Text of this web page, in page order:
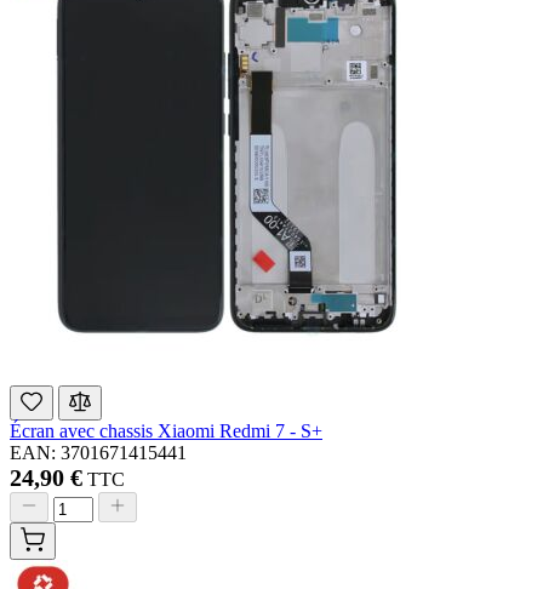
Écran avec chassis Xiaomi Redmi 7 - S+
EAN: 3701671415441
24,90 € TTC